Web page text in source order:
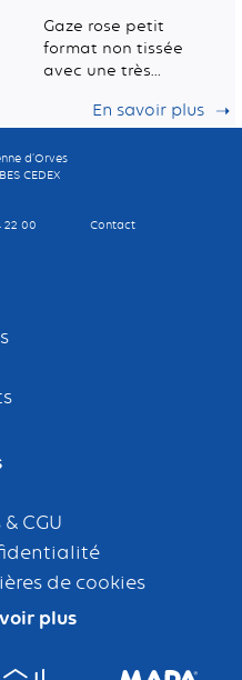
Gaze rose petit
format non tissée
avec une très
de rétention de la
En savoir plus
d’Orves
CEDEX
22 00 Contact
CGU
de cookies
plus